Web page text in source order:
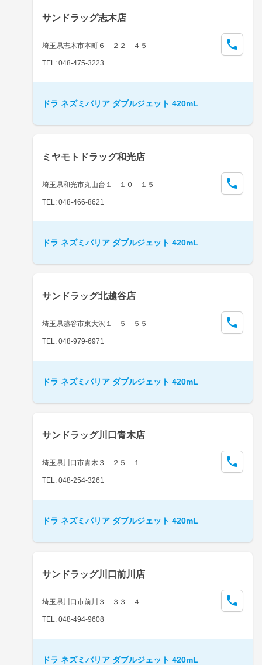
サンドラッグ志木店
埼玉県志木市本町６－２２－４５
TEL: 048-475-3223
ドラ ネズミバリア ダブルジェット 420mL
ミヤモトドラッグ和光店
埼玉県和光市丸山台１－１０－１５
TEL: 048-466-8621
ドラ ネズミバリア ダブルジェット 420mL
サンドラッグ北越谷店
埼玉県越谷市東大沢１－５－５５
TEL: 048-979-6971
ドラ ネズミバリア ダブルジェット 420mL
サンドラッグ川口青木店
埼玉県川口市青木３－２５－１
TEL: 048-254-3261
ドラ ネズミバリア ダブルジェット 420mL
サンドラッグ川口前川店
埼玉県川口市前川３－３３－４
TEL: 048-494-9608
ドラ ネズミバリア ダブルジェット 420mL